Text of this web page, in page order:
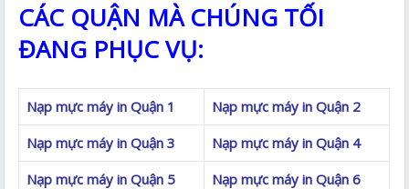
CÁC QUẬN MÀ CHÚNG TỐI
ĐANG PHỤC VỤ:
Nạp mực máy in Quận 1
Nạp mực máy in Quận 2
Nạp mực máy in Quận 3
Nạp mực máy in Quận 4
Nạp mực máy in Quận 5
Nạp mực máy in Quận 6